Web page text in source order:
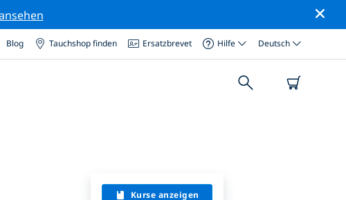
Blog Tauchshop finden Ersatzbrevet Hilfe Deutsch
Kurse anzeigen